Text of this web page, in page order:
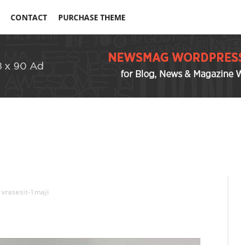
CONTACT PURCHASE THEME
vrasesit-1maji